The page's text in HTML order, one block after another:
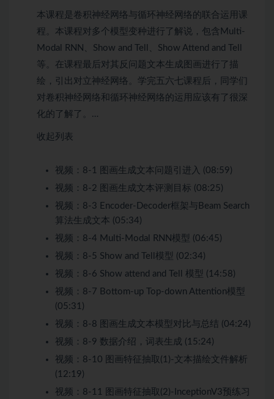
本课程是卷积神经网络与循环神经网络的联合运用课
程。本课程对多个模型变种进行了解说，包含Multi-
Modal RNN、Show and Tell、Show Attend and Tell
等。在课程最后对其反问题文本生成图画进行了描
绘，引出对立神经网络。学完五六七课程后，同学们
对卷积神经网络和循环神经网络的运用应该有了很深
化的了解了。…
收起列表
视频： 8-1 图画生成文本问题引进⼊ (08:59)
视频： 8-2 图画生成文本评测目标 (08:25)
视频： 8-3 Encoder-Decoder框架与Beam Search
算法生成文本 (05:34)
视频： 8-4 Multi-Modal RNN模型 (06:45)
视频： 8-5 Show and Tell模型 (02:34)
视频： 8-6 Show attend and Tell 模型 (14:58)
视频： 8-7 Bottom-up Top-down Attention模型
(05:31)
视频： 8-8 图画生成文本模型对比与总结 (04:24)
视频： 8-9 数据介绍，词表生成 (15:24)
视频： 8-10 图画特征抽取(1)-文本描绘文件解析
(12:19)
视频： 8-11 图画特征抽取(2)-InceptionV3预练习